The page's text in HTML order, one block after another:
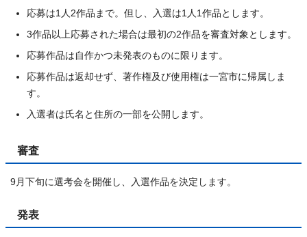
応募は1人2作品まで。但し、入選は1人1作品とします。
3作品以上応募された場合は最初の2作品を審査対象とします。
応募作品は自作かつ未発表のものに限ります。
応募作品は返却せず、著作権及び使用権は一宮市に帰属しま
す。
入選者は氏名と住所の一部を公開します。
審査
9月下旬に選考会を開催し、入選作品を決定します。
発表